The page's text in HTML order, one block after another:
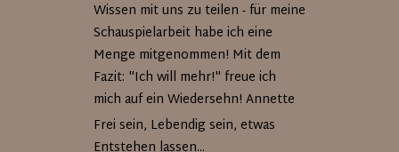
Wissen mit uns zu teilen - für meine
Schauspielarbeit habe ich eine
Menge mitgenommen! Mit dem
Fazit: "Ich will mehr!" freue ich
mich auf ein Wiedersehn! Annette
Frei sein, Lebendig sein, etwas